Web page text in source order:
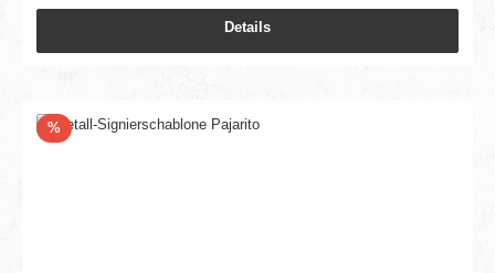
Details
%Rabatt